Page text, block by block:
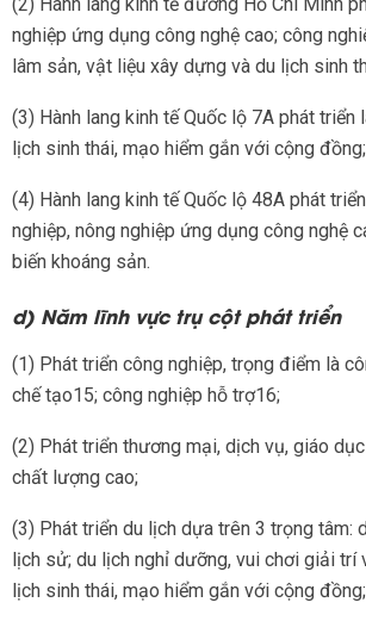
nghiệp ứng dụng công nghệ cao; công
lâm sản, vật liệu xây dựng và du lịch sinh
(3) Hành lang kinh tế Quốc lộ 7A phát triển
lịch sinh thái, mạo hiểm gắn với cộng đồng;
(4) Hành lang kinh tế Quốc lộ 48A phát
nghiệp, nông nghiệp ứng dụng công nghệ
biến khoáng sản.
d) Năm lĩnh vực trụ cột phát triển
(1) Phát triển công nghiệp, trọng điểm là
chế tạo15; công nghiệp hỗ trợ16;
(2) Phát triển thương mại, dịch vụ, giáo
chất lượng cao;
(3) Phát triển du lịch dựa trên 3 trọng tâm:
lịch sử; du lịch nghỉ dưỡng, vui chơi giải trí
lịch sinh thái, mạo hiểm gắn với cộng đồng;